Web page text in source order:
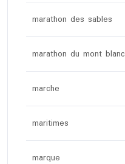
marathon des sables
marathon du mont blanc
marche
maritimes
marque